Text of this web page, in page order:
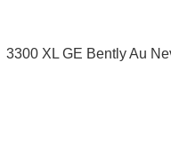
3300 XL GE Bently Au